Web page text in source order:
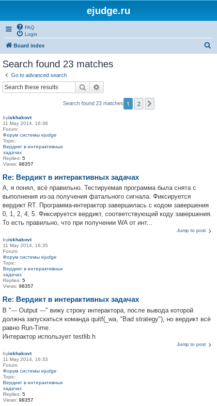
ejudge.ru
FAQ
Login
Board index
Search found 23 matches
Go to advanced search
Search
Search found 23 matches 1 2
byiskhakovt
11 May 2014, 16:38
Forum:
Форум системы ejudge
Topic:
Вердикт в интерактивных
задачах
Replies: 5
Views: 98357
Re: Вердикт в интерактивных задачах
А, я понял, всё правильно. Тестируемая программа была снята с
выполнения из-за получения фатального сигнала. Фиксируется
вердикт RT. Программа-интерактор завершилась с кодом завершения
0, 1, 2, 4, 5. Фиксируется вердикт, соответствующий коду завершения.
То есть правильно, что при получении WA от инт...
Jump to post
byiskhakovt
11 May 2014, 16:35
Forum:
Форум системы ejudge
Topic:
Вердикт в интерактивных
задачах
Replies: 5
Views: 98357
Re: Вердикт в интерактивных задачах
В "--- Output ---" вижу строку интерактора, после вывода которой
должна запускаться команда quitf(_wa, "Bad strategy"), но вердикт всё
равно Run-Time.
Интерактор использует testlib.h
Jump to post
byiskhakovt
11 May 2014, 16:33
Forum:
Форум системы ejudge
Topic:
Вердикт в интерактивных
задачах
Replies: 5
Views: 98357